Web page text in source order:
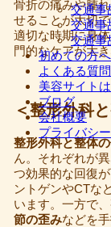
交通
交通
交通
初めての方へ
よくある質問
美容サイト
ブログ
会社概要
プライバシ
骨折の痛みや腫れ
せることが大切
適切な時期に身
門的なケアが大
＜整形外科
整形外科と整体
ん。それぞれが
つ効果的な回復
ントゲンやCTな
います。一方で
節の歪みなどを